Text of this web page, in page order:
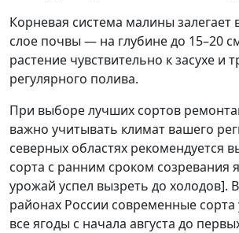
Корневая система малины залегает
слое почвы — на глубине до 15–20
растение чувствительно к засухе и
регулярного полива.
При выборе лучших сортов
важно учитывать климат вашего
северных областях рекомендуется
сорта с ранним сроком созревания
урожай успел вызреть до холодов].
районах России современные сорта
все ягоды с начала августа до